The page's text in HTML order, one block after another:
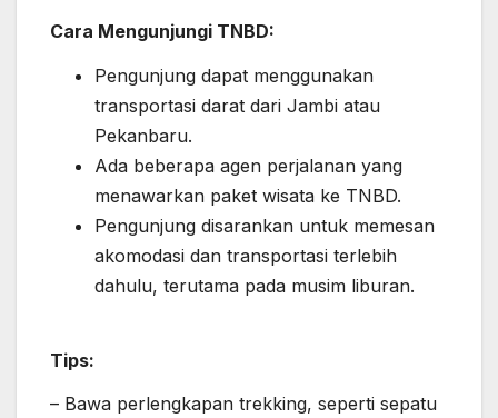
Cara Mengunjungi TNBD:
Pengunjung dapat menggunakan
transportasi darat dari Jambi atau
Pekanbaru.
Ada beberapa agen perjalanan yang
menawarkan paket wisata ke TNBD.
Pengunjung disarankan untuk memesan
akomodasi dan transportasi terlebih
dahulu, terutama pada musim liburan.
Tips:
– Bawa perlengkapan trekking, seperti sepatu